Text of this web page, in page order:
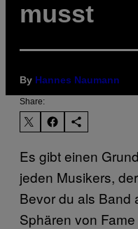
musst
By Hannes Naumann
Share:
Es gibt einen
jeden Musikers,
Bevor du als Band
Sphären von